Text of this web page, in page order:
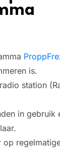
is.
station
in gebruik